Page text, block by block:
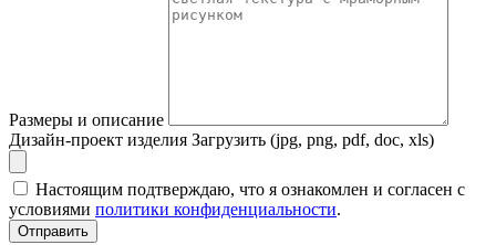
Размеры и описание
Дизайн-проект изделия Загрузить (jpg, png, pdf, doc, xls)
Настоящим подтверждаю, что я ознакомлен и согласен с
условиями политики конфиденциальности.
Отправить